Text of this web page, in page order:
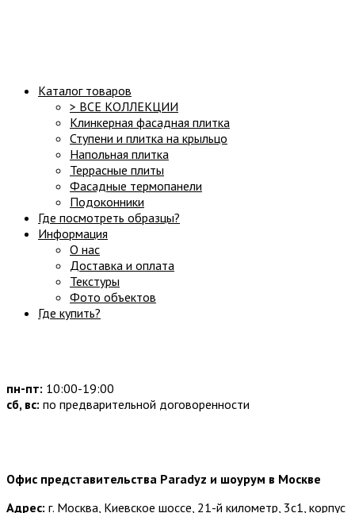
Каталог товаров
> ВСЕ КОЛЛЕКЦИИ
Клинкерная фасадная плитка
Ступени и плитка на крыльцо
Напольная плитка
Террасные плиты
Фасадные термопанели
Подоконники
Где посмотреть образцы?
Информация
О нас
Доставка и оплата
Текстуры
Фото объектов
Где купить?
пн-пт: 10:00-19:00
сб, вс: по предварительной договоренности
Офис представительства Paradyz и шоурум в Москве
Адрес: г. Москва, Киевское шоссе, 21-й километр, 3с1, корпус